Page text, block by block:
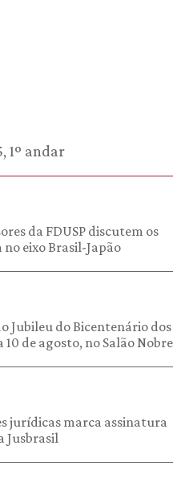
1º andar
da FDUSP discutem os
eixo Brasil-Japão
Jubileu do Bicentenário dos
de agosto, no Salão Nobre
jurídicas marca assinatura
Jusbrasil